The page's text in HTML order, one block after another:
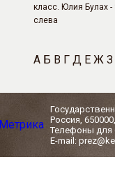
класс. Юлия Булах -
слева
А Б В Г Д Е Ж З
Россия,
Телефоны для
E-mail: